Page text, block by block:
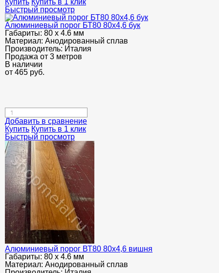
Купить Купить в 1 клик
Быстрый просмотр
Алюминиевый порог БТ80 80х4,6 бук
Габариты: 80 х 4.6 мм
Материал: Анодированный сплав
Производитель: Италия
Продажа от 3 метров
В наличии
от 465 руб.
Добавить в сравнение
Купить Купить в 1 клик
Быстрый просмотр
Алюминиевый порог ВТ80 80х4,6 вишня
Габариты: 80 х 4.6 мм
Материал: Анодированный сплав